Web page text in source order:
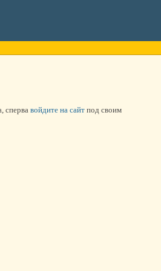
сперва войдите на сайтпод своим